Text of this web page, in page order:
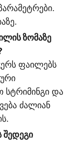
ზომაზე
ფაილებს
სტრიმინგი და
ძალიან
შედეგი